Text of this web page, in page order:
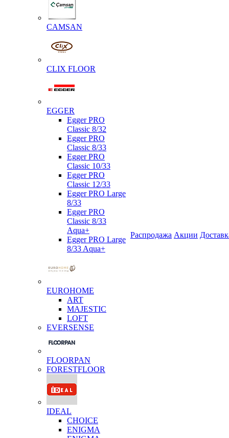
CAMSAN
CLIX FLOOR
EGGER
Egger PRO
Classic 8/32
Egger PRO
Classic 8/33
Egger PRO
Classic 10/33
Egger PRO
Classic 12/33
Egger PRO Large
8/33
Egger PRO
Classic 8/33
Aqua+
Egger PRO Large
8/33 Aqua+
EUROHOME
ART
MAJESTIC
LOFT
EVERSENSE
FLOORPAN
FORESTFLOOR
IDEAL
CHOICE
ENIGMA
Распродажа Акции